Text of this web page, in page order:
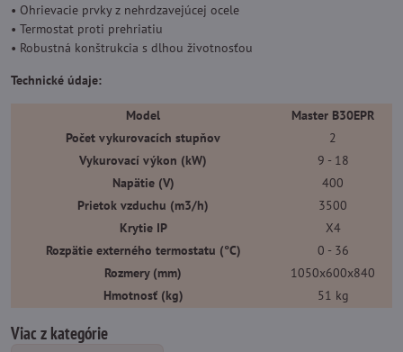
• Ohrievacie prvky z nehrdzavejúcej ocele
• Termostat proti prehriatiu
• Robustná konštrukcia s dlhou životnosťou
Technické údaje:
Model
Master B30EPR
Počet vykurovacích stupňov
2
Vykurovací výkon (kW)
9 - 18
Napätie (V)
400
Prietok vzduchu (m3/h)
3500
Krytie IP
X4
Rozpätie externého termostatu (°C)
0 - 36
Rozmery (mm)
1050x600x840
Hmotnosť (kg)
51 kg
Viac z kategórie